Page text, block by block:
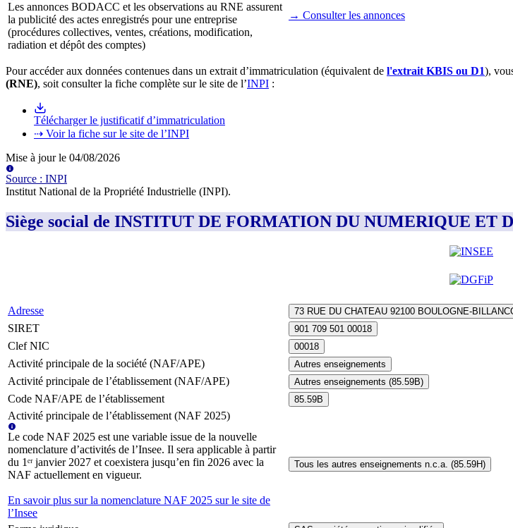
Les annonces BODACC et les observations au RNE assurent
la publicité des actes enregistrés pour une entreprise
(procédures collectives, ventes, créations, modification,
radiation et dépôt des comptes)
→ Consulter les annonces
Pour accéder aux données contenues dans un extrait d’immatriculation (équivalent de l'extrait KBIS ou D1),
(RNE), soit consulter la fiche complète sur le site de l’INPI :
Télécharger le justificatif d’immatriculation
⇢ Voir la fiche sur le site de l’INPI
Mise à jour le 04/08/2026
Source : INPI
Institut National de la Propriété Industrielle (INPI).
Siège social de INSTITUT DE FORMATION DU NUMERIQUE ET
Adresse 73 RUE DU CHATEAU 92100 BOULOGNE-
SIRET 901 709 501 00018
Clef NIC 00018
Activité principale de la société (NAF/APE) Autres enseignements
Activité principale de l’établissement (NAF/APE) Autres enseignements (85.59B)
Code NAF/APE de l’établissement 85.59B
Activité principale de l’établissement (NAF 2025)
Le code NAF 2025 est une variable issue de la nouvelle
nomenclature d’activités de l’Insee. Il sera applicable à partir
du 1ᵉʳ janvier 2027 et coexistera jusqu’en fin 2026 avec la
NAF actuellement en vigueur.
En savoir plus sur la nomenclature NAF 2025 sur le site de
l’Insee
Tous les autres enseignements n.c.a. (85.59H)